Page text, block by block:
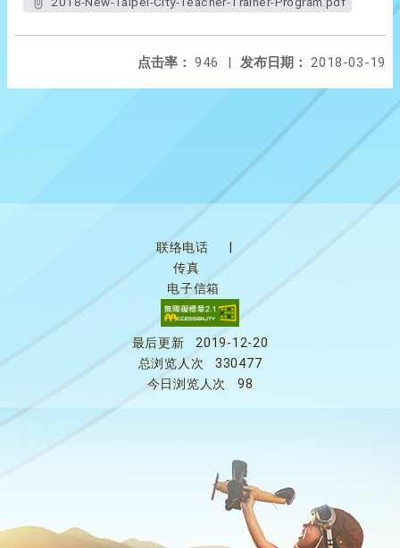
发布日期： 2018-03-19
点击率： 946 |
联络电话
传真
电子信箱
最后更新
2019-12-20
总浏览人次
330477
今日浏览人次
98